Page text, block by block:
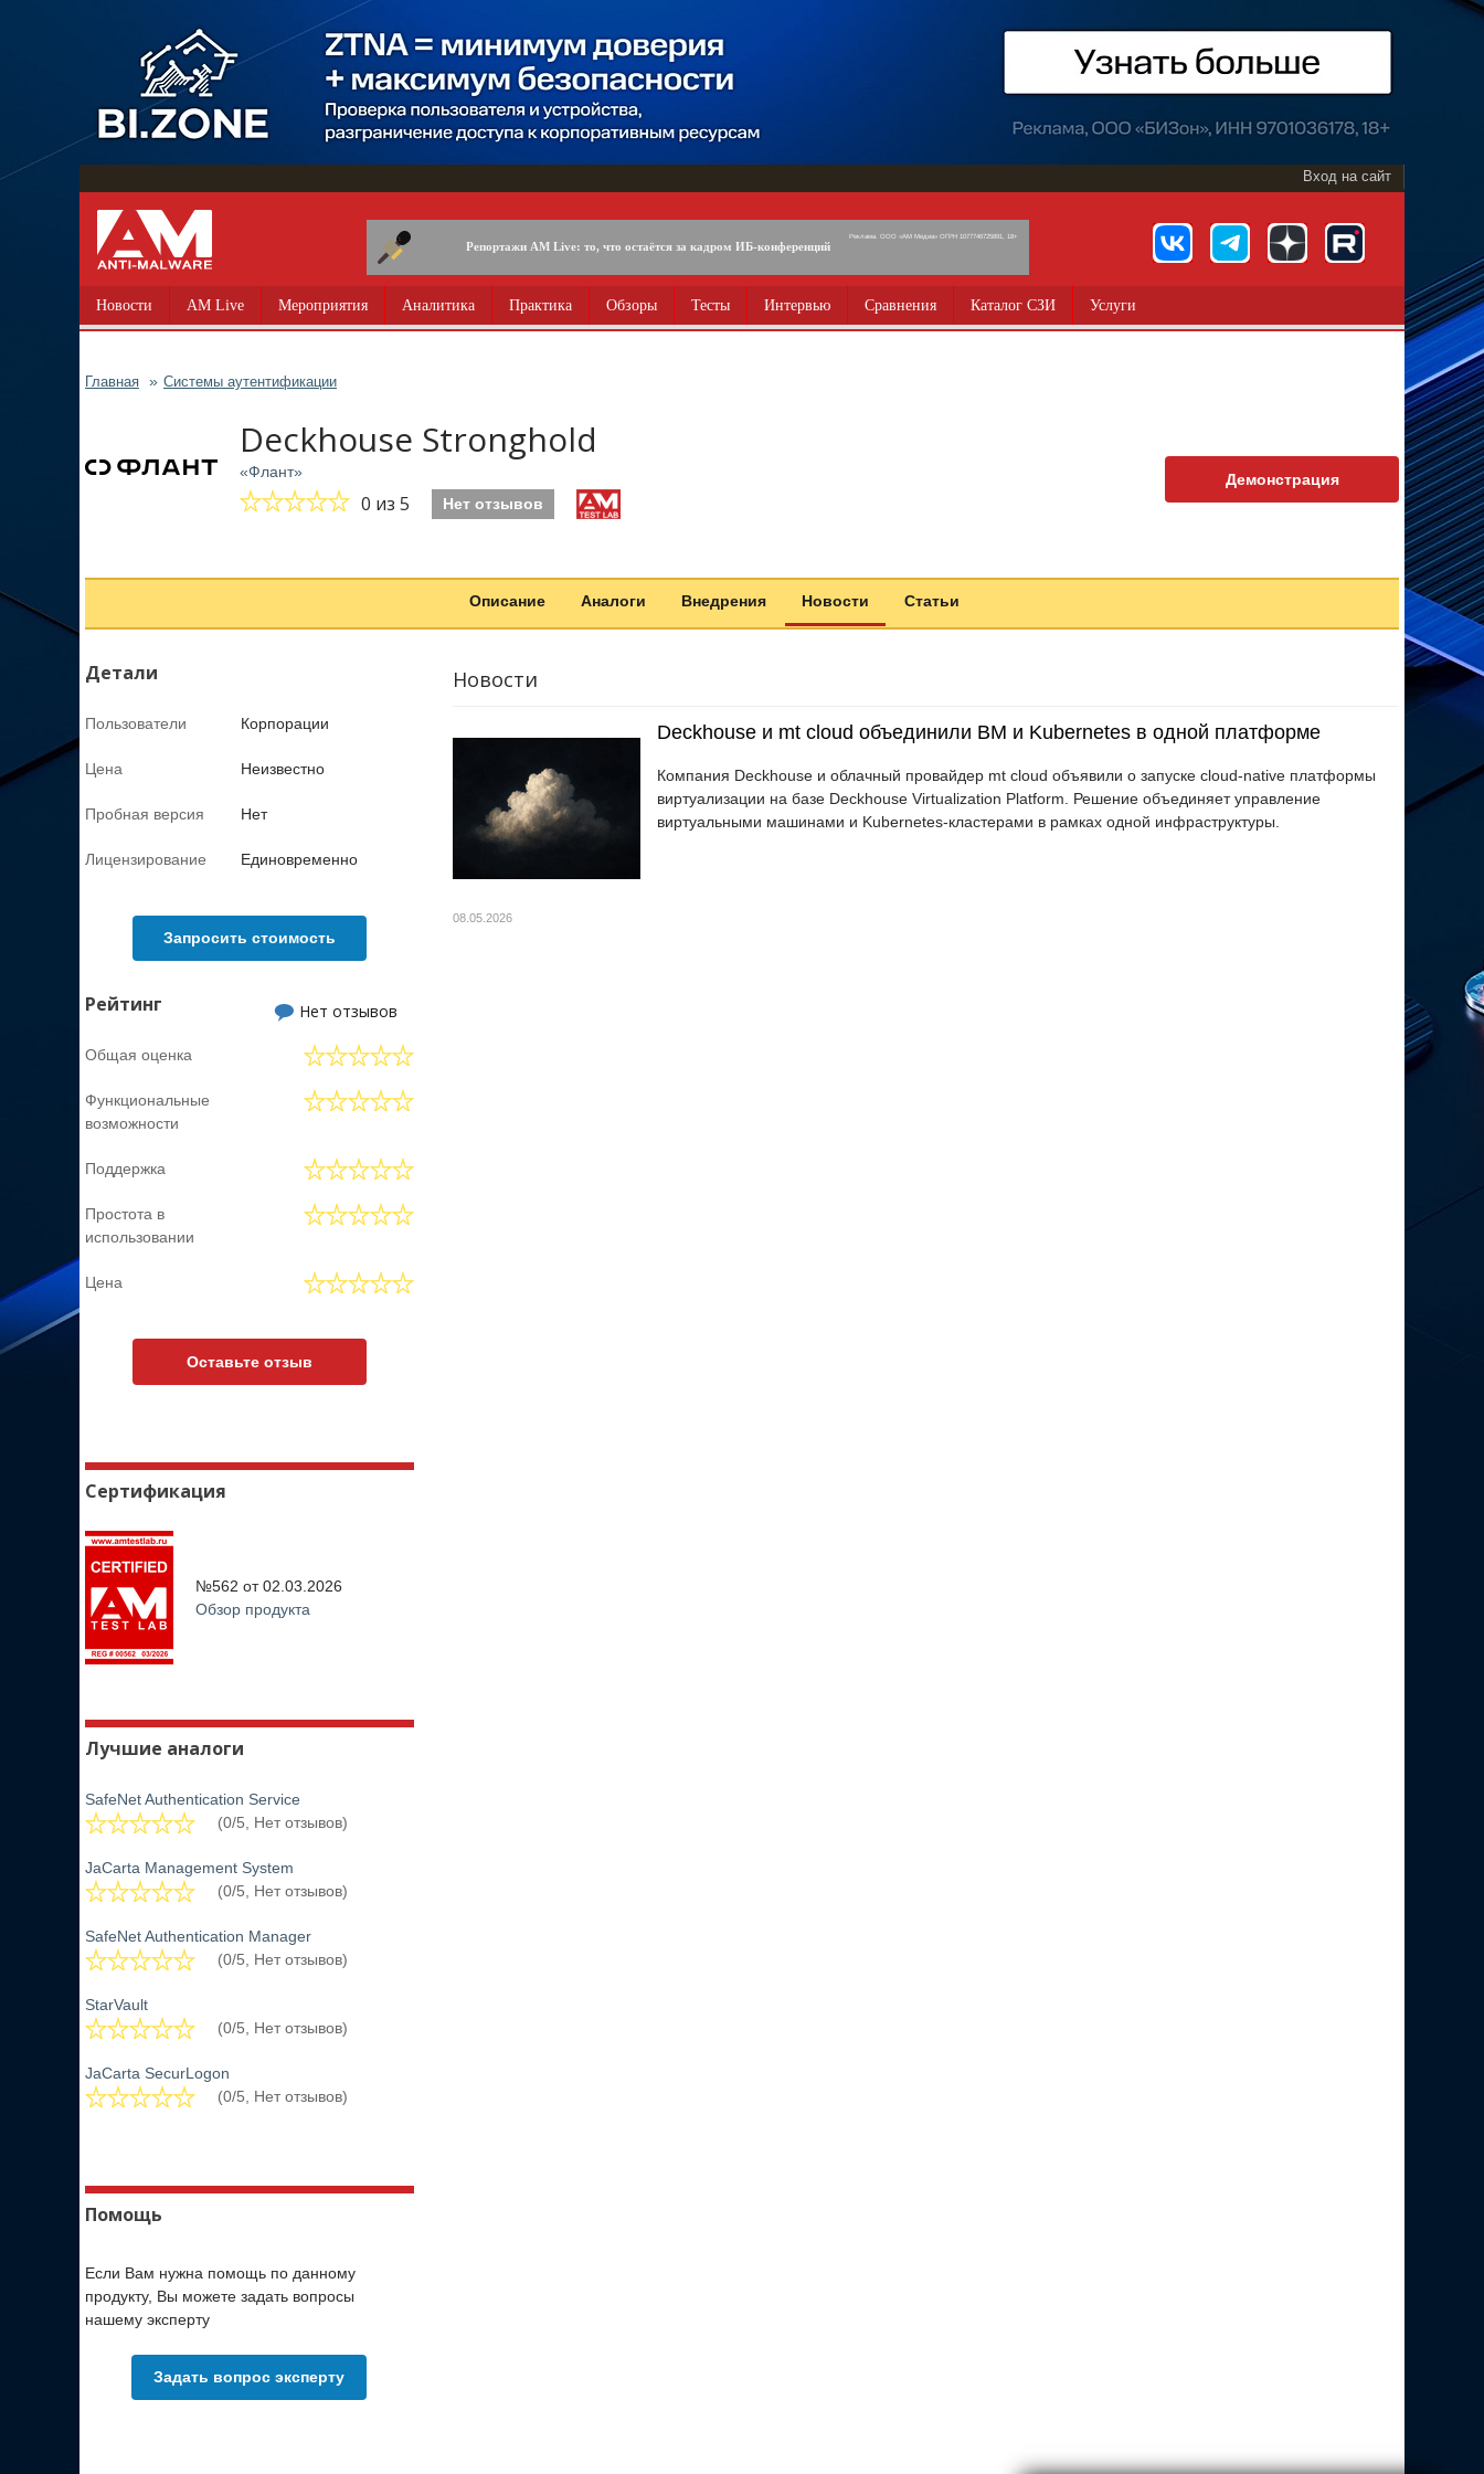
Вход на сайт
Репортажи AM Live: то, что остаётся за кадром ИБ-конференций
Реклама. ООО «АМ Медиа» ОГРН 1077746725891, 18+
Новости AM Live Мероприятия Аналитика Практика Обзоры Тесты Интервью Сравнения Каталог СЗИ Услуги
Главная Системы аутентификации
Deckhouse Stronghold
«Флант»
0 из 5 Нет отзывов
Демонстрация
Описание Аналоги Внедрения Новости Статьи
Детали
Пользователи Корпорации
Цена Неизвестно
Пробная версия Нет
Лицензирование Единовременно
Запросить стоимость
Рейтинг Нет отзывов
Общая оценка
Функциональные
возможности
Поддержка
Простота в
использовании
Цена
Оставьте отзыв
Сертификация
№562 от02.03.2026
Обзор продукта
Лучшие аналоги
SafeNet Authentication Service
(0/5, Нет отзывов)
JaCarta Management System
(0/5, Нет отзывов)
SafeNet Authentication Manager
(0/5, Нет отзывов)
StarVault
(0/5, Нет отзывов)
JaCarta SecurLogon
(0/5, Нет отзывов)
Помощь
Если Вам нужна помощь по данному
продукту, Вы можете задать вопросы
нашему эксперту
Задать вопрос эксперту
Новости
Deckhouse и mt cloud объединили ВМ и Kubernetes в одной платформе
Компания Deckhouse и облачный провайдер mt cloud объявили о запуске cloud-native платформы
виртуализации на базе Deckhouse Virtualization Platform. Решение объединяет управление
виртуальными машинами и Kubernetes-кластерами в рамках одной инфраструктуры.
08.05.2026